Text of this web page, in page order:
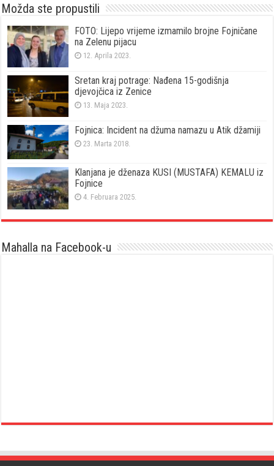
Možda ste propustili
FOTO: Lijepo vrijeme izmamilo brojne Fojničane
na Zelenu pijacu
12. Aprila 2023.
Sretan kraj potrage: Nađena 15-godišnja
djevojčica iz Zenice
13. Maja 2023.
Fojnica: Incident na džuma namazu u Atik džamiji
23. Marta 2018.
Klanjana je dženaza KUSI (MUSTAFA) KEMALU iz
Fojnice
4. Februara 2025.
Mahalla na Facebook-u